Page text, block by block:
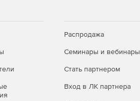
Распродажа
Семинары и вебинары
Стать партнером
Вход в ЛК партнера